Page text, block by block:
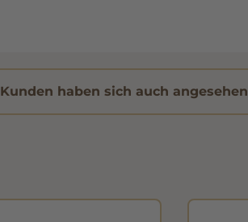
Kunden haben sich auch angesehen